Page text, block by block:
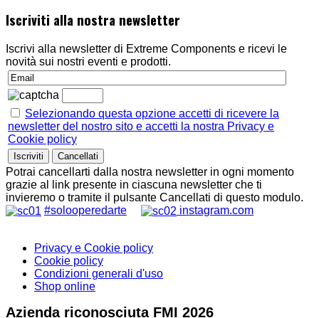
Iscriviti alla nostra newsletter
Iscrivi alla newsletter di Extreme Components e ricevi le
novità sui nostri eventi e prodotti.
Selezionando questa opzione accetti di ricevere la
newsletter del nostro sito e accetti la nostra Privacy e
Cookie policy
Potrai cancellarti dalla nostra newsletter in ogni momento
grazie al link presente in ciascuna newsletter che ti
invieremo o tramite il pulsante Cancellati di questo modulo.
#solooperedarte
instagram.com
Privacy e Cookie policy
Cookie policy
Condizioni generali d'uso
Shop online
Azienda riconosciuta FMI 2026